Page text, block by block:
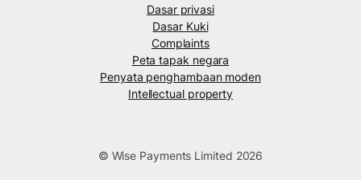
Dasar privasi
Dasar Kuki
Complaints
Peta tapak negara
Penyata penghambaan moden
Intellectual property
© Wise Payments Limited 2026